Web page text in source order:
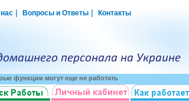
Вопросы и Ответы Контакты
функции могут еще не работать